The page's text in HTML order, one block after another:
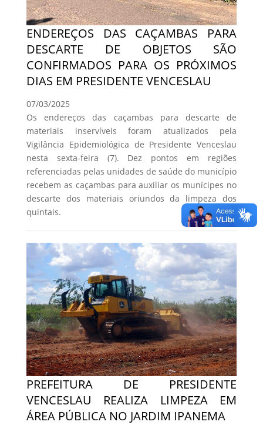
ENDEREÇOS DAS CAÇAMBAS PARA
DESCARTE DE OBJETOS SÃO
CONFIRMADOS PARA OS PRÓXIMOS
DIAS EM PRESIDENTE VENCESLAU
07/03/2025
Os endereços das caçambas para descarte de
materiais inservíveis foram atualizados pela
Vigilância Epidemiológica de Presidente Venceslau
nesta sexta-feira (7). Dez pontos em regiões
referenciadas pelas unidades de saúde do município
recebem as caçambas para auxiliar os munícipes no
descarte dos materiais oriundos da limpeza dos
quintais.
PREFEITURA DE PRESIDENTE
VENCESLAU REALIZA LIMPEZA EM
ÁREA PÚBLICA NO JARDIM IPANEMA